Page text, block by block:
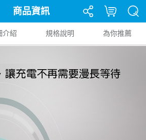
商品資訊
介紹 規格說明 為你推薦